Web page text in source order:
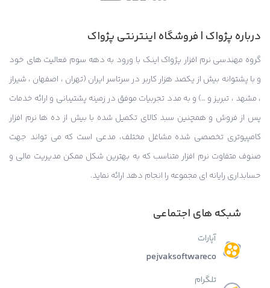
درباره پژواک | فروشگاه اینترنتی پژواک
گروه مهندسی نرم افزار پژواک اینک با ورود به دهه سوم فعالیت های خود
و با پشتوانه بیش از یکصد هزار کاربر در سرتاسر ایران (تهران ، اصفهان ، شیراز
، مشهد ، تبریز و …) و به مدد تجربیات موفق در زمینه پشتیبانی و ارائه خدمات
پس از فروش و همچنین سبد کالای تکمیل شده با بیش از ده ها نرم افزار
کامپیوتری تخصصی شده مشاغل مختلف، مدعی است که می تواند جهت
صنوف متفاوت نرم افزار متناسب که به بهترین شکل ممکن مدیریت مالی و
حسابداری رایانه ای مجموعه را انجام دهد ارائه نماید.
شبکه های اجتماعی
آپارات
pejvaksoftwareco
تلگرام